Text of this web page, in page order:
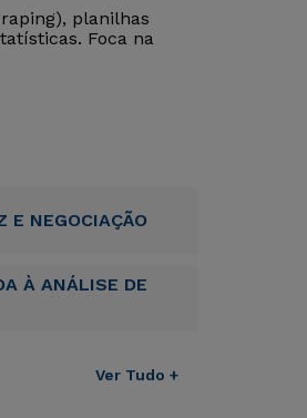
planilhas
Foca na
E NEGOCIAÇÃO
À ANÁLISE DE
Ver Tudo +